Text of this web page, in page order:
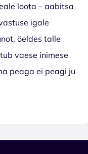
loota – aabitsa
igale
öeldes talle
vaese inimese
peaga ei peagi ju